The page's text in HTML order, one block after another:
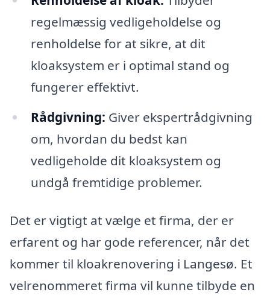
regelmæssig vedligeholdelse og
renholdelse for at sikre, at dit
kloaksystem er i optimal stand og
fungerer effektivt.
Rådgivning: Giver ekspertrådgivning
om, hvordan du bedst kan
vedligeholde dit kloaksystem og
undgå fremtidige problemer.
Det er vigtigt at vælge et firma, der er
erfarent og har gode referencer, når det
kommer til kloakrenovering i Langesø. Et
velrenommeret firma vil kunne tilbyde en